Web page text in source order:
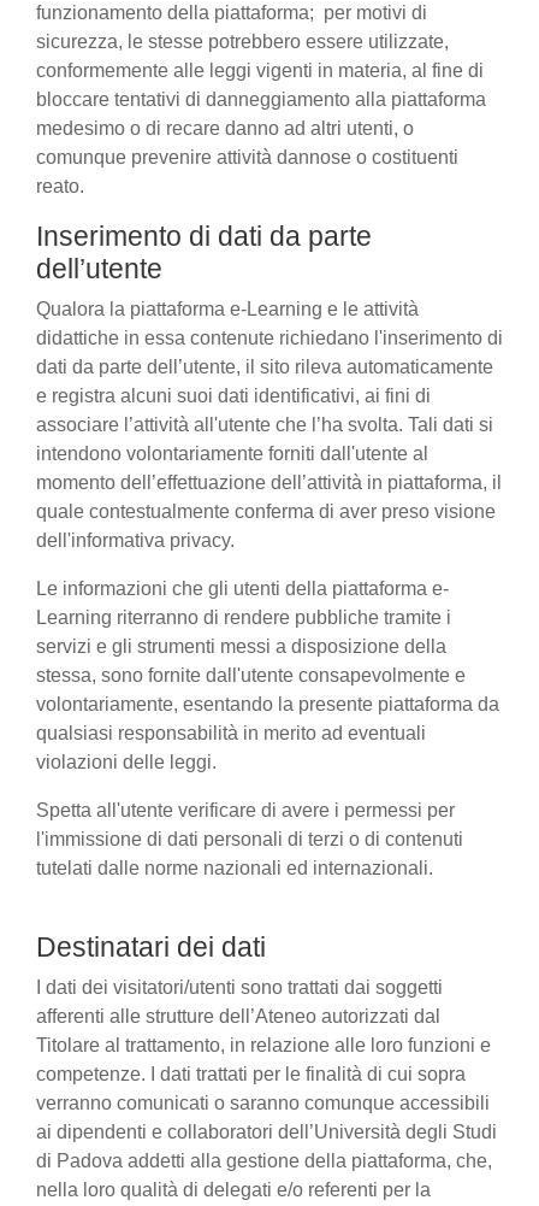
funzionamento della piattaforma; per motivi di
sicurezza, le stesse potrebbero essere utilizzate,
conformemente alle leggi vigenti in materia, al fine di
bloccare tentativi di danneggiamento alla piattaforma
medesimo o di recare danno ad altri utenti, o
comunque prevenire attività dannose o costituenti
reato.
Inserimento di dati da parte
dell’utente
Qualora la piattaforma e-Learning e le attività
didattiche in essa contenute richiedano l'inserimento di
dati da parte dell’utente, il sito rileva automaticamente
e registra alcuni suoi dati identificativi, ai fini di
associare l’attività all'utente che l’ha svolta. Tali dati si
intendono volontariamente forniti dall'utente al
momento dell’effettuazione dell’attività in piattaforma, il
quale contestualmente conferma di aver preso visione
dell'informativa privacy.
Le informazioni che gli utenti della piattaforma e-
Learning riterranno di rendere pubbliche tramite i
servizi e gli strumenti messi a disposizione della
stessa, sono fornite dall'utente consapevolmente e
volontariamente, esentando la presente piattaforma da
qualsiasi responsabilità in merito ad eventuali
violazioni delle leggi.
Spetta all'utente verificare di avere i permessi per
l'immissione di dati personali di terzi o di contenuti
tutelati dalle norme nazionali ed internazionali.
Destinatari dei dati
I dati dei visitatori/utenti sono trattati dai soggetti
afferenti alle strutture dell’Ateneo autorizzati dal
Titolare al trattamento, in relazione alle loro funzioni e
competenze. I dati trattati per le finalità di cui sopra
verranno comunicati o saranno comunque accessibili
ai dipendenti e collaboratori dell’Università degli Studi
di Padova addetti alla gestione della piattaforma, che,
nella loro qualità di delegati e/o referenti per la